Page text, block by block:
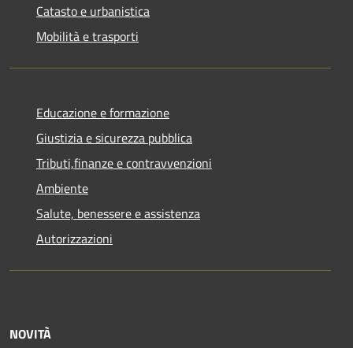
Catasto e urbanistica
Mobilità e trasporti
Educazione e formazione
Giustizia e sicurezza pubblica
Tributi,finanze e contravvenzioni
Ambiente
Salute, benessere e assistenza
Autorizzazioni
NOVITÀ